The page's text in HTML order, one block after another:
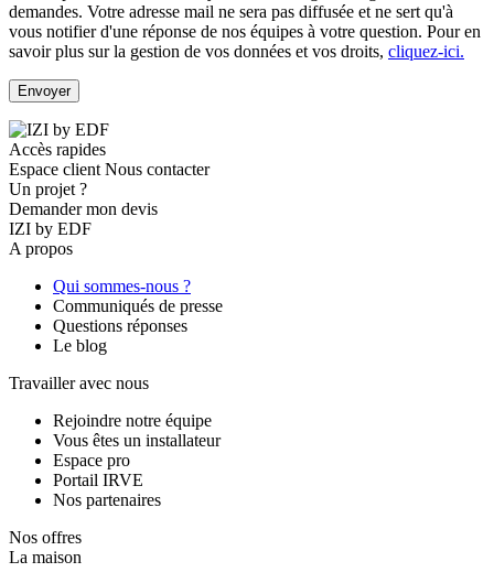
demandes. Votre adresse mail ne sera pas diffusée et ne sert qu'à
vous notifier d'une réponse de nos équipes à votre question. Pour en
savoir plus sur la gestion de vos données et vos droits, cliquez-ici.
Accès rapides
Espace client Nous contacter
Un projet ?
Demander mon devis
IZI by EDF
A propos
Qui sommes-nous ?
Communiqués de presse
Questions réponses
Le blog
Travailler avec nous
Rejoindre notre équipe
Vous êtes un installateur
Espace pro
Portail IRVE
Nos partenaires
Nos offres
La maison